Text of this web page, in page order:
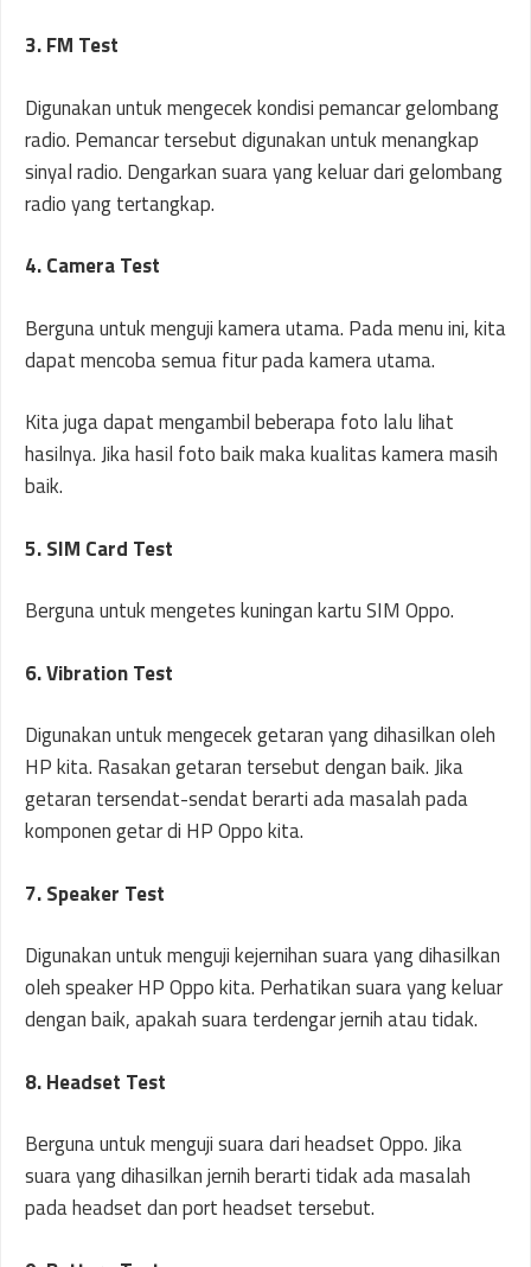
3. FM Test
Digunakan untuk mengecek kondisi pemancar gelombang
radio. Pemancar tersebut digunakan untuk menangkap
sinyal radio. Dengarkan suara yang keluar dari gelombang
radio yang tertangkap.
4. Camera Test
Berguna untuk menguji kamera utama. Pada menu ini, kita
dapat mencoba semua fitur pada kamera utama.
Kita juga dapat mengambil beberapa foto lalu lihat
hasilnya. Jika hasil foto baik maka kualitas kamera masih
baik.
5. SIM Card Test
Berguna untuk mengetes kuningan kartu SIM Oppo.
6. Vibration Test
Digunakan untuk mengecek getaran yang dihasilkan oleh
HP kita. Rasakan getaran tersebut dengan baik. Jika
getaran tersendat-sendat berarti ada masalah pada
komponen getar di HP Oppo kita.
7. Speaker Test
Digunakan untuk menguji kejernihan suara yang dihasilkan
oleh speaker HP Oppo kita. Perhatikan suara yang keluar
dengan baik, apakah suara terdengar jernih atau tidak.
8. Headset Test
Berguna untuk menguji suara dari headset Oppo. Jika
suara yang dihasilkan jernih berarti tidak ada masalah
pada headset dan port headset tersebut.